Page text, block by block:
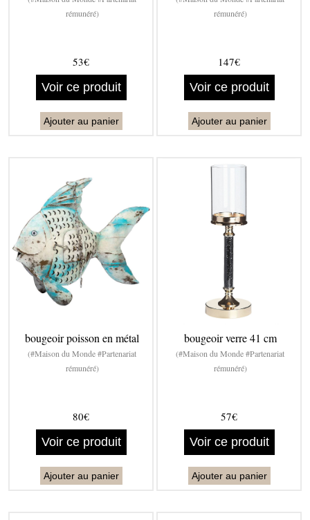
rémunéré)
53€
Voir ce produit
Ajouter au panier
rémunéré)
147€
Voir ce produit
Ajouter au panier
bougeoir poisson en métal
(#Maison du Monde #Partenariat
rémunéré)
80€
Voir ce produit
Ajouter au panier
bougeoir verre 41 cm
(#Maison du Monde #Partenariat
rémunéré)
57€
Voir ce produit
Ajouter au panier